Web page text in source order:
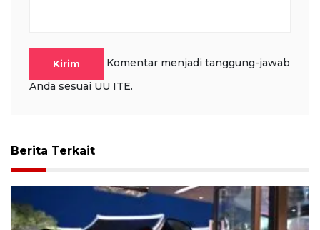
Kirim
Komentar menjadi tanggung-jawab
Anda sesuai UU ITE.
Berita Terkait